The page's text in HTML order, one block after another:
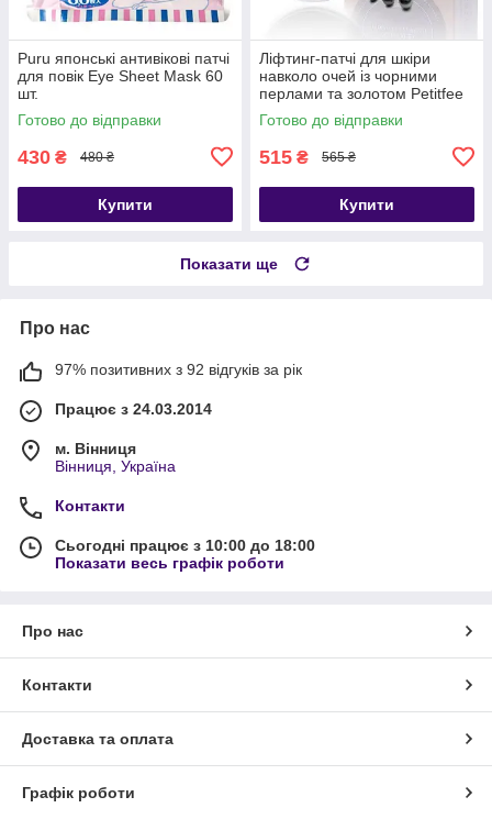
Puru японські антивікові патчі
для повік Eye Sheet Mask 60
шт.
Готово до відправки
430 ₴ 480 ₴
Купити
Ліфтинг-патчі для шкіри
навколо очей із чорними
перлами та золотом Petitfee
Black Pearl & Gold Hydrogel
Eye
Готово до відправки
515 ₴ 565 ₴
Купити
Показати ще
Про нас
97% позитивних з 92 відгуків за рік
Працює з 24.03.2014
м. Вінниця
Вінниця, Україна
Контакти
Сьогодні працює з 10:00 до 18:00
Показати весь графік роботи
Про нас
Контакти
Доставка та оплата
Графік роботи